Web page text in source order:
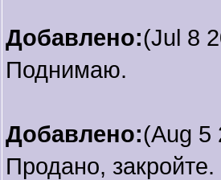
Добавлено:(Jul 8
Поднимаю.
Добавлено:(Aug 5
Продано, закройте.